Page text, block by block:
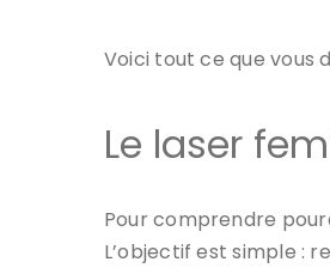
Voici tout ce que vous
Le laser
Pour comprendre
L’objectif est simple :